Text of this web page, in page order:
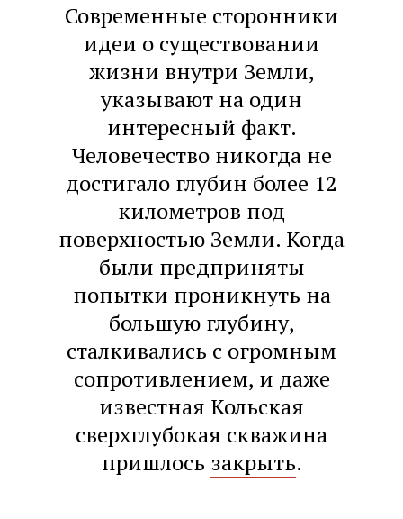
Современные сторонники
идеи о существовании
жизни внутри Земли,
указывают на один
интересный факт.
Человечество никогда не
достигало глубин более 12
километров под
поверхностью Земли. Когда
были предприняты
попытки проникнуть на
большую глубину,
сталкивались с огромным
сопротивлением, и даже
известная Кольская
сверхглубокая скважина
пришлось закрыть.